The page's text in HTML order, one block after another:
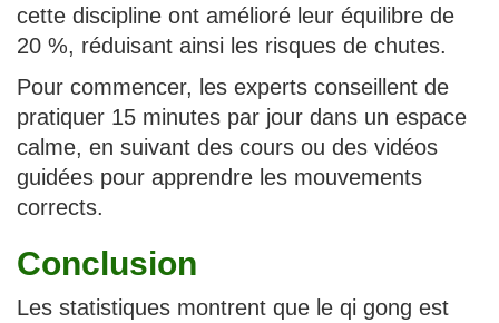
cette discipline ont amélioré leur équilibre de
20 %, réduisant ainsi les risques de chutes.
Pour commencer, les experts conseillent de
pratiquer 15 minutes par jour dans un espace
calme, en suivant des cours ou des vidéos
guidées pour apprendre les mouvements
corrects.
Conclusion
Les statistiques montrent que le qi gong est